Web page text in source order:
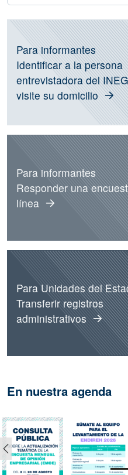
Información de
Para informantes
Identificar a la persona
entrevistadora del
visite su domicilio
Para informantes
Responder una
línea
Para Unidades del
Transferir registros
administrativos
En nuestra agenda
Anterior